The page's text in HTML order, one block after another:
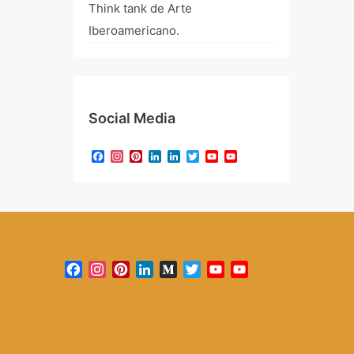
Think tank de Arte
Iberoamericano.
Social Media
Facebook
Instagram
Pinterest
LinkedIn
LinkedIn
TwitterYouTube
Facebook
Instagram
PinterestLinkedInMediumTwitterYouTube